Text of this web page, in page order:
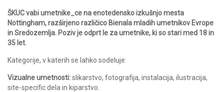
ŠKUC vabi umetnike_ce na enotedensko izkušnjo mesta
Nottingham, razširjeno različico Bienala mladih umetnikov Evrope
in Sredozemlja. Poziv je odprt le za umetnike, ki so stari med 18 in
35 let.
Kategorije, v katerih se lahko sodeluje:
Vizualne umetnosti:slikarstvo, fotografija, instalacija, ilustracija,
site-specific dela in kiparstvo.